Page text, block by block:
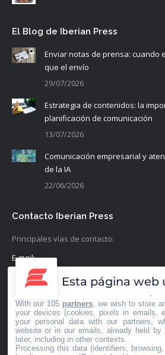
El Blog de Iberian Press
Enviar notas de prensa: cuando
que el envío
29/07/2026
Estrategia de contenidos: la
planificación de comunicación
13/07/2026
Comunicación empresarial y
de la IA
22/06/2026
Contacto Iberian Press
Principales vías de contacto:
E-mail:
info@iberianpress.es
+34 911863556
Fax:
+34 911863556
Esta página web
With our 105 partners , we wish to store
your devices (cookies, pixels in emails,
your personal data with our partners,
website or in our emails, already held
later, including in other contexts.
Processing this data (identifiers,